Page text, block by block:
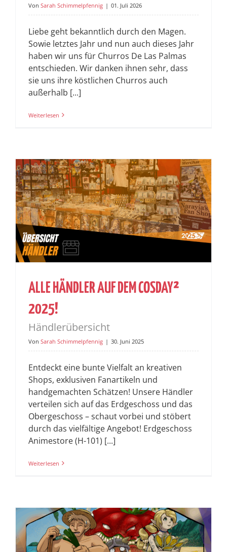
Von Sarah Schimmelpfennig | 01. Juli 2026
Liebe geht bekanntlich durch den Magen.
Sowie letztes Jahr und nun auch dieses Jahr
haben wir uns für Churros De Las Palmas
entschieden. Wir danken ihnen sehr, dass
sie uns ihre köstlichen Churros auch
außerhalb [...]
Weiterlesen
ALLE HÄNDLER AUF DEM COSDAY²
2025!
Händlerübersicht
Von Sarah Schimmelpfennig | 30. Juni 2025
Entdeckt eine bunte Vielfalt an kreativen
Shops, exklusiven Fanartikeln und
handgemachten Schätzen! Unsere Händler
verteilen sich auf das Erdgeschoss und das
Obergeschoss – schaut vorbei und stöbert
durch das vielfältige Angebot! Erdgeschoss
Animestore (H-101) [...]
Weiterlesen